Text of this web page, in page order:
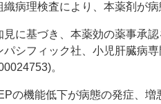
織病理検査により、本薬剤が
見に基づき、本薬効の薬事承
パシフィック社、小児肝臓病
。
の機能低下が病態の発症、